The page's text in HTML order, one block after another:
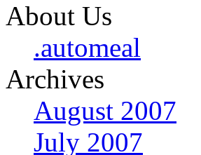
About Us
.automeal
Archives
August 2007
July 2007